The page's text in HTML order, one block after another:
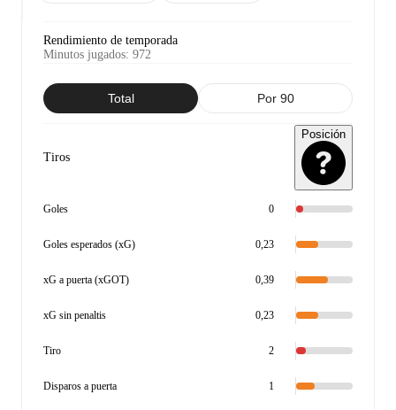
Rendimiento de temporada
Minutos jugados: 972
Total Por 90
Tiros
Posición
Goles 0
Goles esperados (xG) 0,23
xG a puerta (xGOT) 0,39
xG sin penaltis 0,23
Tiro 2
Disparos a puerta 1